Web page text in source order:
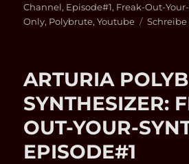
Channel, Episode#1, Freak-Out-
Only, Polybrute,Youtube
ARTURIA
SYNTHESIZER:
OUT-YOUR-
EPISODE#1